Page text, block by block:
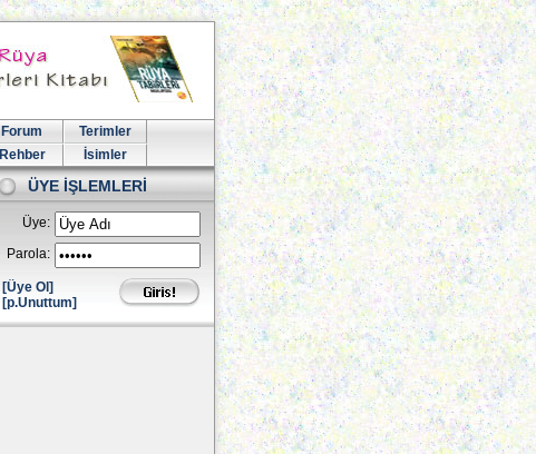
Forum
Terimler
Rehber İsimler
ÜYE İŞLEMLERİ
Üye:
Parola:
[Üye Ol]
[p.Unuttum]